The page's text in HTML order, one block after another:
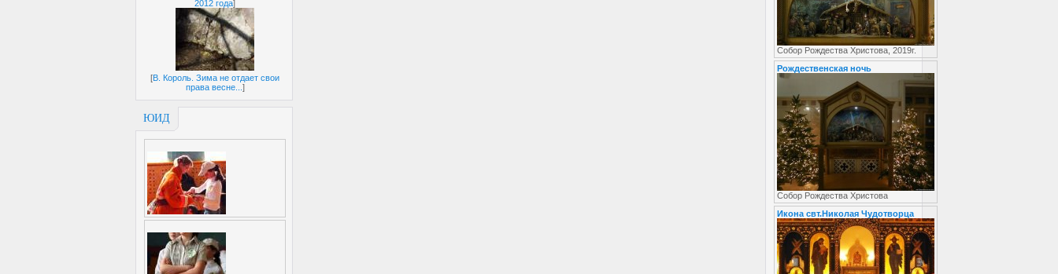
2012 года]
[В. Король. Зима не отдает свои
права весне... ]
ЮИД
Собор Рождества Христова, 2019г.
Рождественская ночь
Собор Рождества Христова
Икона свт.Николая Чудотворца